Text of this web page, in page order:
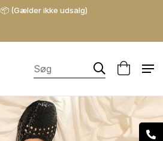
📦 (Gælder ikke udsalg)